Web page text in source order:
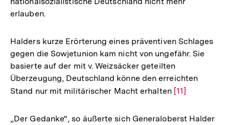
erlauben.
Halders kurze Erörterung eines präventiven Schlages
gegen die Sowjetunion kam nicht von ungefähr. Sie
basierte auf der mit v. Weizsäcker geteilten
Überzeugung, Deutschland könne den erreichten
Stand nur mit militärischer Macht erhalten Zur
der
[11]
„Der Gedanke“, so äußerte sich Generaloberst Halder